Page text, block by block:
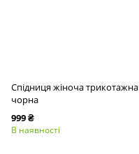
Спідниця жіноча трикотажна
чорна
999 ₴
В наявності